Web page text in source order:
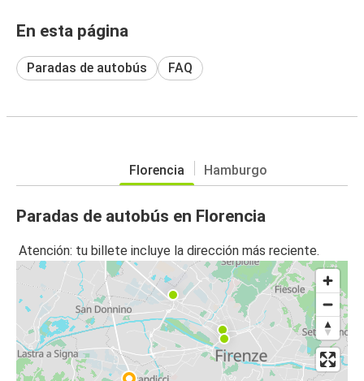
En esta página
Paradas de autobús FAQ
Florencia Hamburgo
Paradas de autobús en Florencia
Atención: tu billete incluye la dirección más reciente.